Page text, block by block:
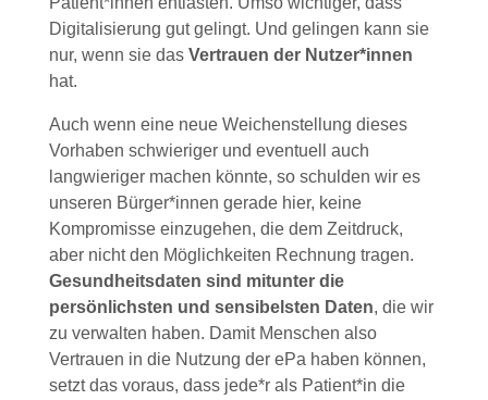
Digitalisierung gut gelingt. Und gelingen kann sie
nur, wenn sie das Vertrauen der Nutzer*innen
hat.
Auch wenn eine neue Weichenstellung dieses
Vorhaben schwieriger und eventuell auch
langwieriger machen könnte, so schulden wir es
unseren Bürger*innen gerade hier, keine
Kompromisse einzugehen, die dem Zeitdruck,
aber nicht den Möglichkeiten Rechnung tragen.
Gesundheitsdaten sind mitunter die
persönlichsten und sensibelsten Daten, die wir
zu verwalten haben. Damit Menschen also
Vertrauen in die Nutzung der ePa haben können,
setzt das voraus, dass jede*r als Patient*in die